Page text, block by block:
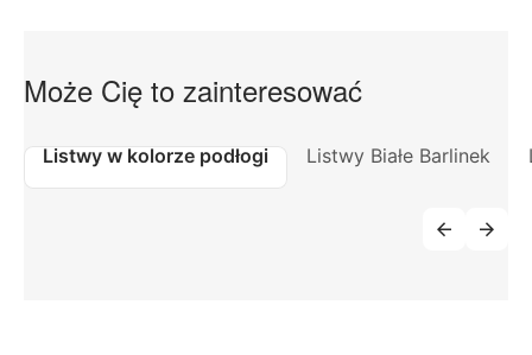
Może Cię to zainteresować
Listwy w kolorze podłogi Listwy Białe Barlinek